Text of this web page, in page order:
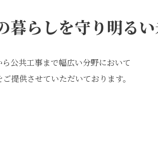
暮らしを守り明る
公共工事まで幅広い分野において
提供させていただいております。